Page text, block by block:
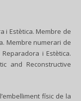
i Estètica. Membre de
Membre numerari de
i Estètica.
and Reconstructive
físic de la